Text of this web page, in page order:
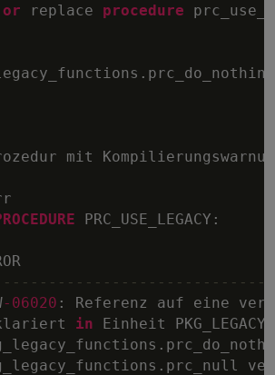
or replace procedure
mit
PRC_USE_LEGACY:
-06020 : Referenz auf eine
in Einheit